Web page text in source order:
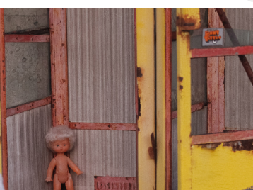
составляет примерно 30
районов Гомельской области.
под защитой, здесь строгий
наблюдение, — отметил Бабич.